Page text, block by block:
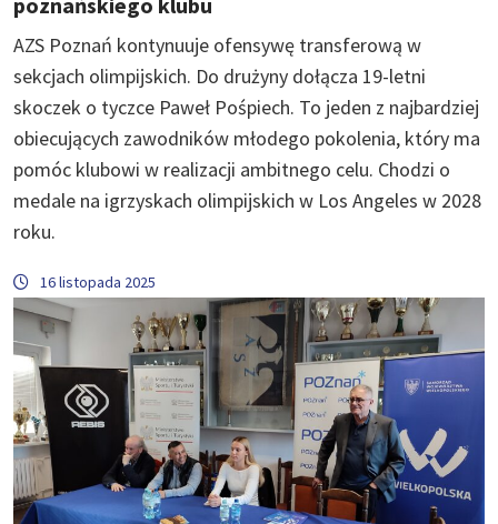
AZS Poznań kontynuuje ofensywę transferową w
sekcjach olimpijskich. Do drużyny dołącza 19-letni
skoczek o tyczce Paweł Pośpiech. To jeden z najbardziej
obiecujących zawodników młodego pokolenia, który ma
pomóc klubowi w realizacji ambitnego celu. Chodzi o
medale na igrzyskach olimpijskich w Los Angeles w 2028
roku.
16 listopada 2025